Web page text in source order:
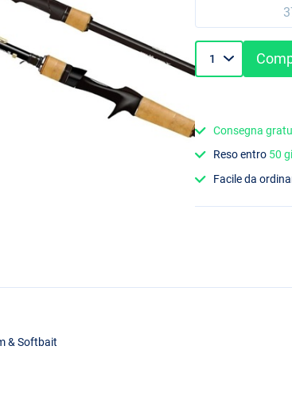
Consegna
Reso entro 50
Facile da
& Softbait